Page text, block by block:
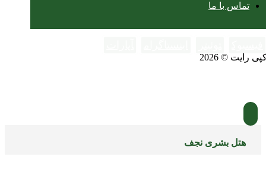
تماس با ما
رایت © 2026
هتل بشری نجف